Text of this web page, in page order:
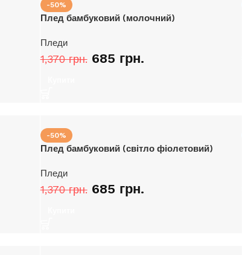
-50%
Плед бамбуковий (молочний)
Пледи
1,370грн. 685 грн.
-50%
Плед бамбуковий (світло фіолетовий)
Пледи
1,370грн. 685 грн.